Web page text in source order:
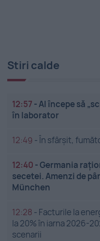
Stiri calde
12:57 -AI începe să
în laborator
12:49 -În sfârșit,
12:40 -Germania
secetei. Amenzi de
München
12:28 - Facturile la
la 20% în iarna 2026-
scenarii